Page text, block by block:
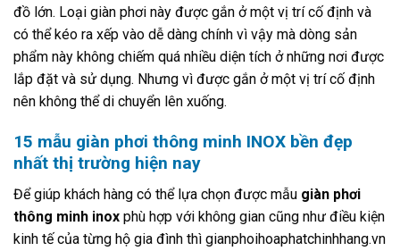
đồ lớn. Loại giàn phơi này được gắn ở một vị trí cố định và
có thể kéo ra xếp vào dễ dàng chính vì vậy mà dòng sản
phẩm này không chiếm quá nhiều diện tích ở những nơi được
lắp đặt và sử dụng. Nhưng vì được gắn ở một vị trí cố định
nên không thể di chuyển lên xuống.
15 mẫu giàn phơi thông minh INOX bền đẹp
nhất thị trường hiện nay
Để giúp khách hàng có thể lựa chọn được mẫu giàn phơi
thông minh inox phù hợp với không gian cũng như điều kiện
kinh tế của từng hộ gia đình thì gianphoihoaphatchinhhang.vn